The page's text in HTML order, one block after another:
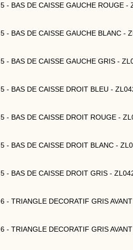
5 - BAS DE CAISSE GAUCHE ROUGE
5 - BAS DE CAISSE GAUCHE BLANC -
5 - BAS DE CAISSE GAUCHE GRIS -
5 - BAS DE CAISSE DROIT BLEU -
5 - BAS DE CAISSE DROIT ROUGE -
5 - BAS DE CAISSE DROIT BLANC -
5 - BAS DE CAISSE DROIT GRIS -
6 - TRIANGLE DECORATIF GRIS
6 - TRIANGLE DECORATIF GRIS